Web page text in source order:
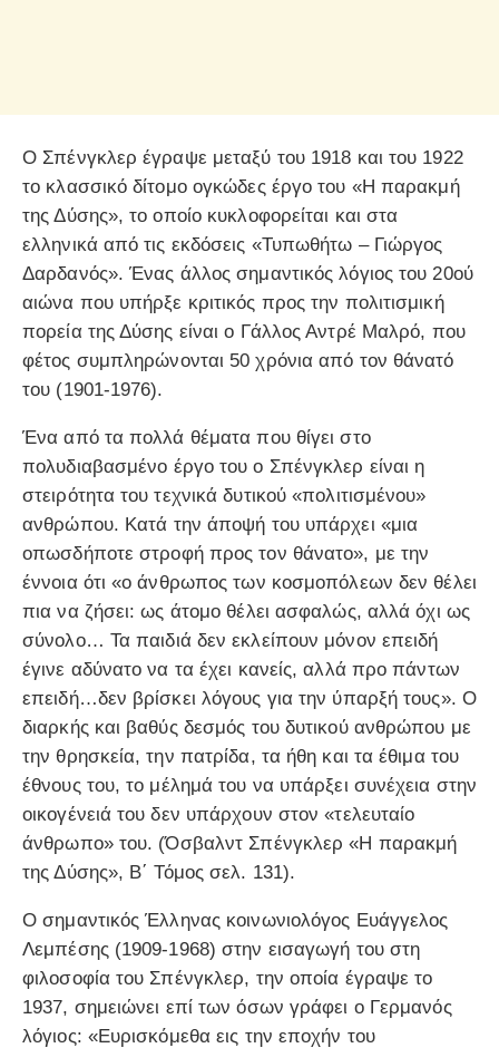
Ο Σπένγκλερ έγραψε μεταξύ του 1918 και του 1922
το κλασσικό δίτομο ογκώδες έργο του «Η παρακμή
της Δύσης», το οποίο κυκλοφορείται και στα
ελληνικά από τις εκδόσεις «Τυπωθήτω – Γιώργος
Δαρδανός». Ένας άλλος σημαντικός λόγιος του 20ού
αιώνα που υπήρξε κριτικός προς την πολιτισμική
πορεία της Δύσης είναι ο Γάλλος Αντρέ Μαλρό, που
φέτος συμπληρώνονται 50 χρόνια από τον θάνατό
του (1901-1976).
Ένα από τα πολλά θέματα που θίγει στο
πολυδιαβασμένο έργο του ο Σπένγκλερ είναι η
στειρότητα του τεχνικά δυτικού «πολιτισμένου»
ανθρώπου. Κατά την άποψή του υπάρχει «μια
οπωσδήποτε στροφή προς τον θάνατο», με την
έννοια ότι «ο άνθρωπος των κοσμοπόλεων δεν θέλει
πια να ζήσει: ως άτομο θέλει ασφαλώς, αλλά όχι ως
σύνολο… Τα παιδιά δεν εκλείπουν μόνον επειδή
έγινε αδύνατο να τα έχει κανείς, αλλά προ πάντων
επειδή…δεν βρίσκει λόγους για την ύπαρξή τους». Ο
διαρκής και βαθύς δεσμός του δυτικού ανθρώπου με
την θρησκεία, την πατρίδα, τα ήθη και τα έθιμα του
έθνους του, το μέλημά του να υπάρξει συνέχεια στην
οικογένειά του δεν υπάρχουν στον «τελευταίο
άνθρωπο» του. (Όσβαλντ Σπένγκλερ «Η παρακμή
της Δύσης», Β΄ Τόμος σελ. 131).
Ο σημαντικός Έλληνας κοινωνιολόγος Ευάγγελος
Λεμπέσης (1909-1968) στην εισαγωγή του στη
φιλοσοφία του Σπένγκλερ, την οποία έγραψε το
1937, σημειώνει επί των όσων γράφει ο Γερμανός
λόγιος: «Ευρισκόμεθα εις την εποχήν του